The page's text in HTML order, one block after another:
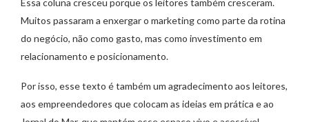
Essa coluna cresceu porque os leitores também cresceram.
Muitos passaram a enxergar o marketing como parte da rotina
do negócio, não como gasto, mas como investimento em
relacionamento e posicionamento.
Por isso, esse texto é também um agradecimento aos leitores,
aos empreendedores que colocam as ideias em prática e ao